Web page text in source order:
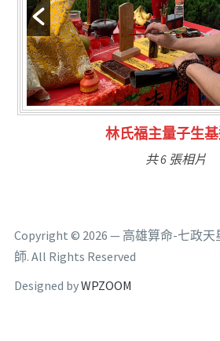
林氏福主量子生
共 6 張相片
Copyright © 2026 — 高雄算命-七政
師. All Rights Reserved
Designed byWPZOOM